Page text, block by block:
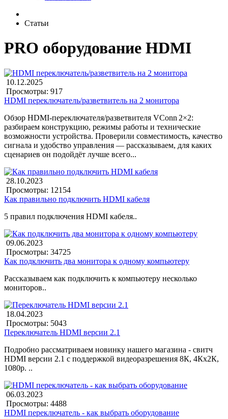
Статьи
PRO оборудование HDMI
10.12.2025
Просмотры: 917
HDMI переключатель/разветвитель на 2 монитора
Обзор HDMI‑переключателя/разветвителя VConn 2×2:
разбираем конструкцию, режимы работы и технические
возможности устройства. Проверили совместимость, качество
сигнала и удобство управления — рассказываем, для каких
сценариев он подойдёт лучше всего...
28.10.2023
Просмотры: 12154
Как правильно подключить HDMI кабеля
5 правил подключения HDMI кабеля..
09.06.2023
Просмотры: 34725
Как подключить два монитора к одному компьютеру
Рассказываем как подключить к компьютеру несколько
мониторов..
18.04.2023
Просмотры: 5043
Переключатель HDMI версии 2.1
Подробно рассматриваем новинку нашего магазина - свитч
HDMI версии 2.1 с поддержкой видеоразрешения 8К, 4Кх2К,
1080р. ..
06.03.2023
Просмотры: 4488
HDMI переключатель - как выбрать оборудование